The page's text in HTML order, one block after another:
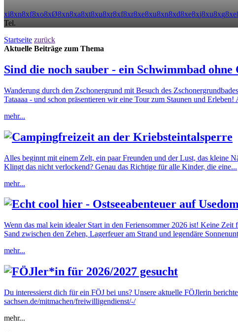
xi8xn8xf8xo8xØ8xn8xa8xt8xu8xr8xf8xr8xe8xu8xn8xd8xe8xj8xu8xg8xe
Tel.
Startseite zurück
Aktuelle Beiträge zum Thema
Sind die noch sauber - ein Schwimmbad ohne
Wanderung durch den Zschonergrund mit Besuch des
Tataaaa - und schon präsentieren wir eine Tour zum Staunen und Erleben!
mehr...
Campingfreizeit an der Kriebsteintalsperre
Alles beginnt mit einem Zelt, ein paar Freunden und der Lust, das kleine
Klingt das nicht verlockend? Genau das Richtige für alle Kinder, die eine...
mehr...
Echt cool hier - Ostseeabenteuer auf
Wenn das mal kein idealer Start in den Feriensommer 2026 ist! Keine
Sand zwischen den Zehen, Lagerfeuer am Strand und legendäre
mehr...
FÖJler*in für 2026/2027 gesucht
Du interessierst dich für ein FÖJ bei uns? Unsere aktuelle FÖJlerin
sachsen.de/mitmachen/freiwilligendienst/-/
mehr...